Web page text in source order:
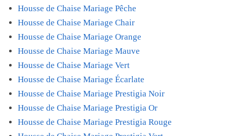
Housse de Chaise Mariage Pêche
Housse de Chaise Mariage Chair
Housse de Chaise Mariage Orange
Housse de Chaise Mariage Mauve
Housse de Chaise Mariage Vert
Housse de Chaise Mariage Écarlate
Housse de Chaise Mariage Prestigia Noir
Housse de Chaise Mariage Prestigia Or
Housse de Chaise Mariage Prestigia Rouge